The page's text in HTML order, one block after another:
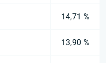
14,71 %
13,90 %